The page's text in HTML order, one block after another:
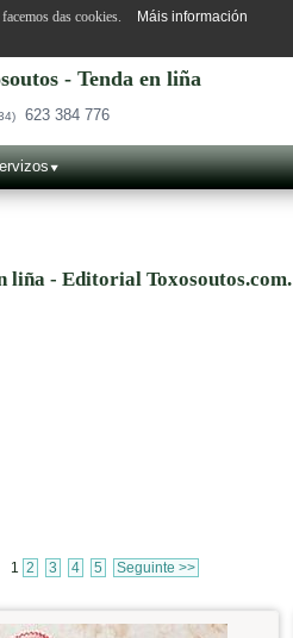
- Tenda en liña
623 384 776
liña - Editorial Toxosoutos.com.
1 2 3 4 5 Seguinte >>
das cookies. Máis información